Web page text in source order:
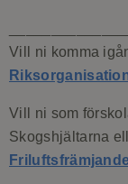
Vill ni komma
Vill ni som
Skogshjältarna